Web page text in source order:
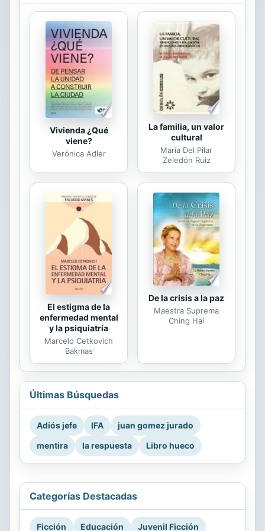
El amor por Natalya estuvo a punto
de destruir a Alexei y la pasión que
compartieron lo cegó ante la verdad.
Sin embargo, el formidable hombre
de origen griego no se dejaría
engañar otra vez. Natalya tuvo que
pagar por su traición de la manera
más...
Vivienda ¿Qué
viene?
Verónica Adler
La familia, un valor
cultural
María Del Pilar
Zeledón Ruiz
El estigma de la
enfermedad mental
y la psiquiatría
Marcelo Cetkovich
Bakmas
De la crisis a la paz
Maestra Suprema
Ching Hai
Últimas Búsquedas
Adiós jefe IFA
juan gomez jurado
mentira
la respuesta Libro hueco
Categorías Destacadas
Ficción Educación Juvenil Ficción